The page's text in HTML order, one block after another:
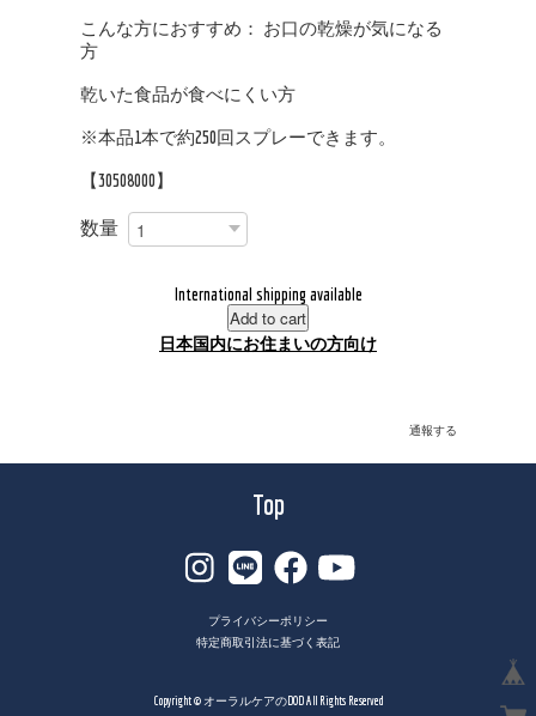
こんな方におすすめ： お口の乾燥が気になる
方
乾いた食品が食べにくい方
※本品1本で約250回スプレーできます。
【30508000】
数量
International shipping available
Add to cart
日本国内にお住まいの方向け
通報する
Top
プライバシーポリシー
特定商取引法に基づく表記
Copyright © オーラルケアのDOD All Rights Reserved